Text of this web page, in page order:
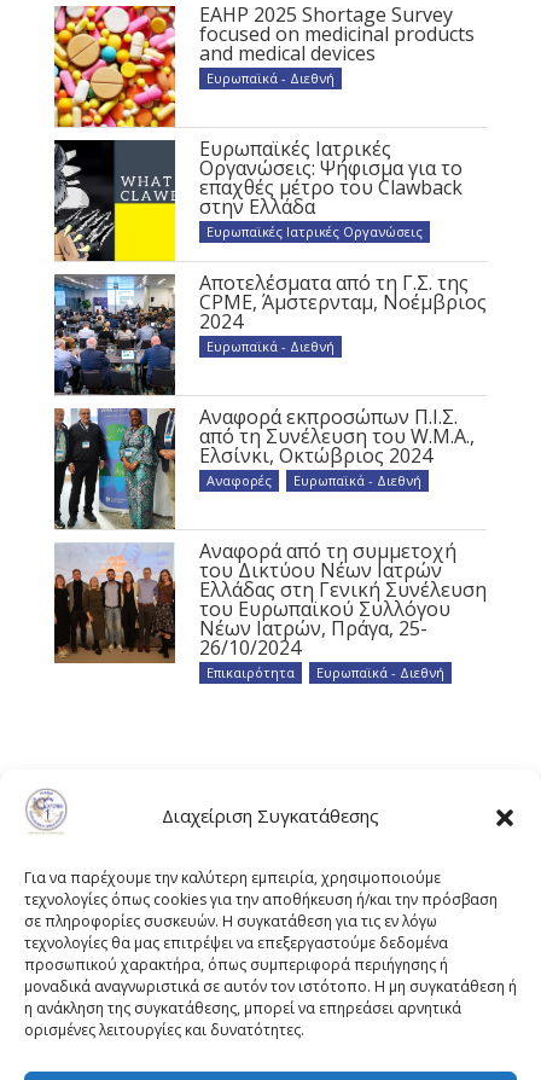
Διαχείριση Συγκατάθεσης
Για να παρέχουμε την καλύτερη εμπειρία, χρησιμοποιούμε
τεχνολογίες όπως cookies για την αποθήκευση ή/και την πρόσβαση
σε πληροφορίες συσκευών. Η συγκατάθεση για τις εν λόγω
τεχνολογίες θα μας επιτρέψει να επεξεργαστούμε δεδομένα
προσωπικού χαρακτήρα, όπως συμπεριφορά περιήγησης ή
μοναδικά αναγνωριστικά σε αυτόν τον ιστότοπο. Η μη συγκατάθεση ή
η ανάκληση της συγκατάθεσης, μπορεί να επηρεάσει αρνητικά
ορισμένες λειτουργίες και δυνατότητες.
EAHP 2025 Shortage Survey
focused on medicinal products
and medical devices
Ευρωπαϊκά - Διεθνή
Ευρωπαϊκές Ιατρικές
Οργανώσεις: Ψήφισμα για το
επαχθές μέτρο του Clawback
στην Ελλάδα
Ευρωπαϊκές Ιατρικές Οργανώσεις
Αποτελέσματα από τη Γ.Σ. της
CPME, Άμστερνταμ, Νοέμβριος
2024
Ευρωπαϊκά - Διεθνή
Αναφορά εκπροσώπων Π.Ι.Σ.
από τη Συνέλευση του W.M.A.,
Ελσίνκι, Οκτώβριος 2024
Αναφορές Ευρωπαϊκά - Διεθνή
Αναφορά από τη συμμετοχή
του Δικτύου Νέων Ιατρών
Ελλάδας στη Γενική Συνέλευση
του Ευρωπαϊκού Συλλόγου
Νέων Ιατρών, Πράγα, 25-
26/10/2024
Επικαιρότητα Ευρωπαϊκά - Διεθνή